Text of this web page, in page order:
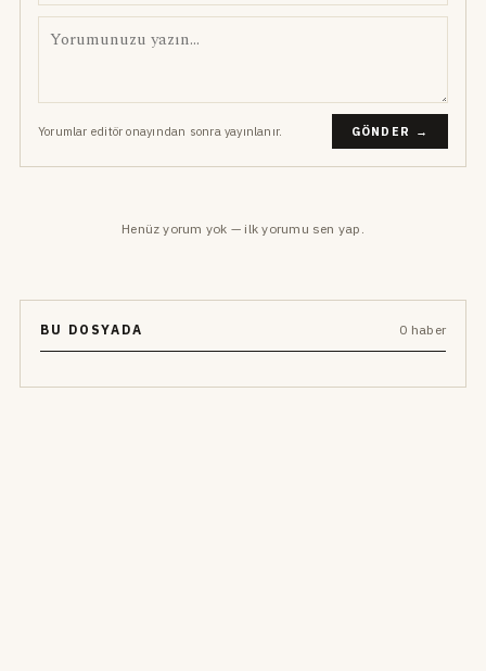
Yorumlar editör onayından sonra yayınlanır. GÖNDER →
Henüz yorum yok — ilk yorumu sen yap.
BU DOSYADA 0 haber